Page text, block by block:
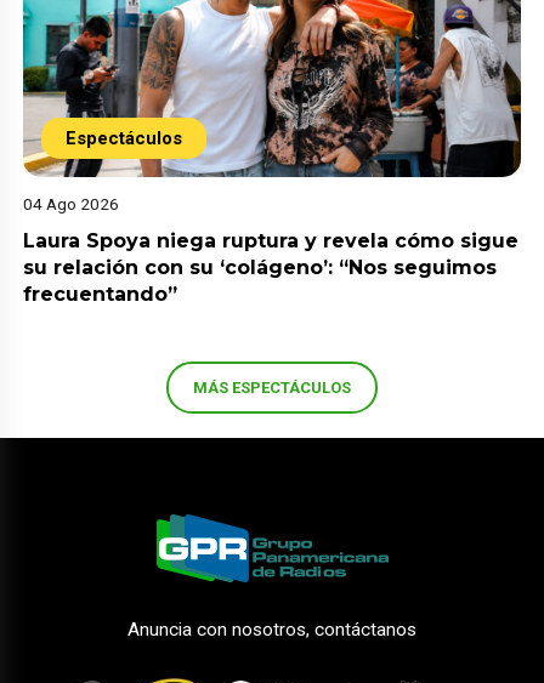
Espectáculos
04 Ago 2026
Laura Spoya niega ruptura y revela cómo sigue
su relación con su ‘colágeno’: “Nos seguimos
frecuentando”
MÁS ESPECTÁCULOS
Anuncia con nosotros, contáctanos